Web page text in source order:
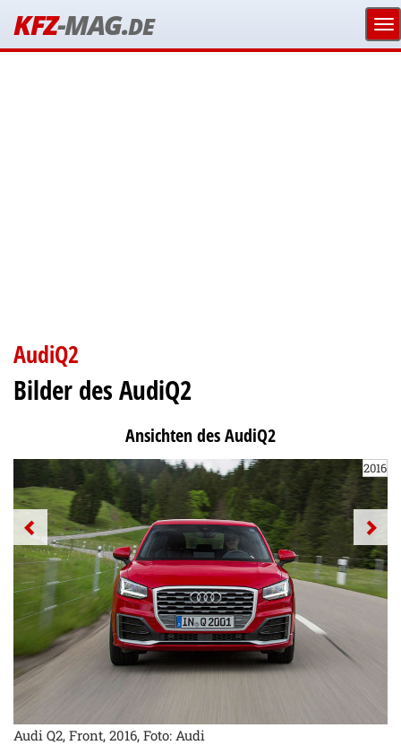
KFZ-MAG.DE
AudiQ2
Bilder des AudiQ2
Ansichten des AudiQ2
2016
Audi Q2, Front, 2016, Foto: Audi